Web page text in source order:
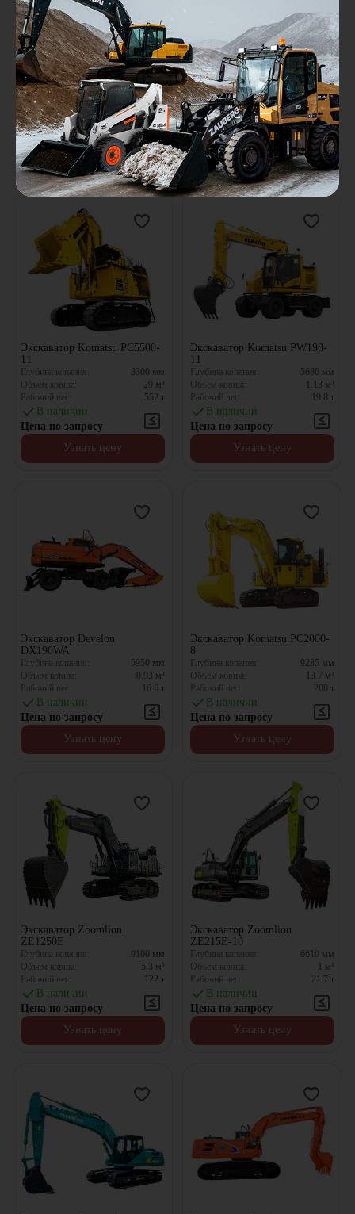
Экскаватор Doosan
DX225LCA
Глубина копания: 6620мм
Объем ковша:
1.05 м³
Рабочий вес:
21.5т
В наличии
Цена по запросу
Узнать цену
Мини-экскаватор Bobcat E55z
Объем ковша: 0.4м³
Двигатель:
Bobcat
Рабочий вес:
5.271т
В наличии
Цена по запросу
Узнать цену
Экскаватор Komatsu PC5500-
11
Глубина копания: 8300 мм
Объем ковша:
29 м³
Рабочий вес:
552 т
В наличии
Цена по запросу
Узнать цену
Экскаватор Komatsu PW198-
11
Глубина копания: 5680 мм
Объем ковша:
1.13 м³
Рабочий вес:
19.8 т
В наличии
Цена по запросу
Узнать цену
Экскаватор Develon
DX190WA
Глубина копания: 5950 мм
Объем ковша:
0.93 м³
Рабочий вес:
16.6 т
В наличии
Цена по запросу
Узнать цену
Экскаватор Komatsu PC2000-
8
Глубина копания: 9235 мм
Объем ковша:
13.7 м³
Рабочий вес:
200 т
В наличии
Цена по запросу
Узнать цену
Экскаватор Zoomlion
ZE1250E
Глубина копания: 9100 мм
Объем ковша:
5.3 м³
Рабочий вес:
122 т
В наличии
Цена по запросу
Узнать цену
Экскаватор Zoomlion
ZE215E-10
Глубина копания: 6610 мм
Объем ковша:
м³
Рабочий вес:
21.7 т
В наличии
Цена по запросу
Узнать цену